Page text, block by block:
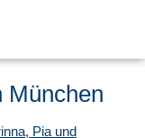
München